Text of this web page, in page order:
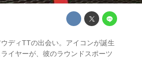
ディTTの出会い。アイコンが誕生
イヤーが、彼のラウンドスポーツ